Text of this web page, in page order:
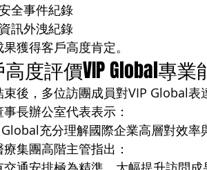
全事件紀錄
訊外洩紀錄
獲得客戶高度肯定。
度評價VIP Global專業
束後，多位訪團成員對VIP Global表
長辦公室代表表示：
Global充分理解國際企業高層對效
集團高階主管指出：